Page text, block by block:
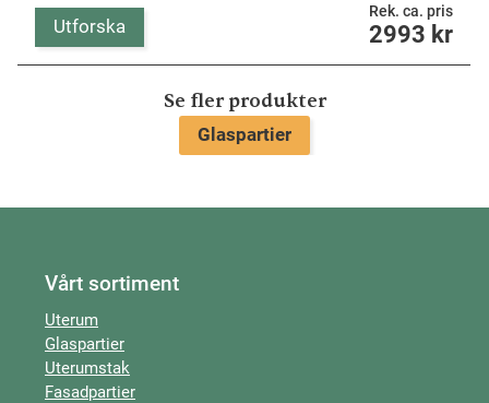
Utforska
Rek. ca. pris
2993 kr
Se fler produkter
Glaspartier
Vårt sortiment
Uterum
Glaspartier
Uterumstak
Fasadpartier